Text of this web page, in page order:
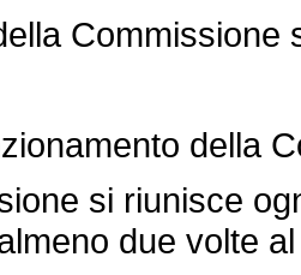
Commissione
della
si riunisce
due volte